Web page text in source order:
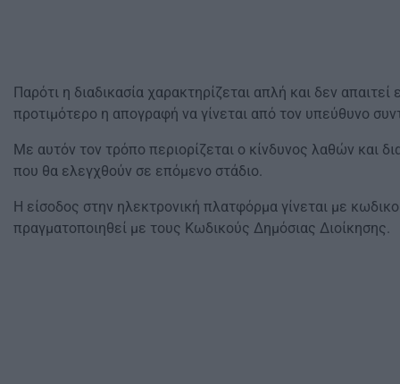
Παρότι η διαδικασία χαρακτηρίζεται απλή και δεν
προτιμότερο η απογραφή να γίνεται από τον υπεύθυνο
Με αυτόν τον τρόπο περιορίζεται ο κίνδυνος λαθών και
που θα ελεγχθούν σε επόμενο στάδιο.
Η είσοδος στην ηλεκτρονική πλατφόρμα γίνεται με
πραγματοποιηθεί με τους Κωδικούς Δημόσιας Διοίκησης.